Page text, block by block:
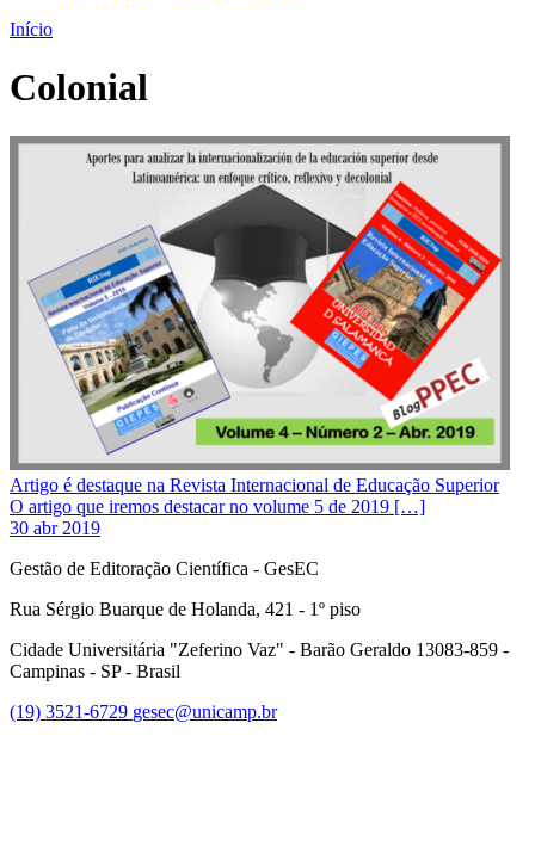
Início
Colonial
Artigo é destaque na Revista Internacional de Educação Superior
O artigo que iremos destacar no volume 5 de 2019 […]
30 abr 2019
Gestão de Editoração Científica - GesEC
Rua Sérgio Buarque de Holanda, 421 - 1º piso
Cidade Universitária "Zeferino Vaz" - Barão Geraldo 13083-859 -
Campinas - SP - Brasil
(19) 3521-6729 gesec@unicamp.br